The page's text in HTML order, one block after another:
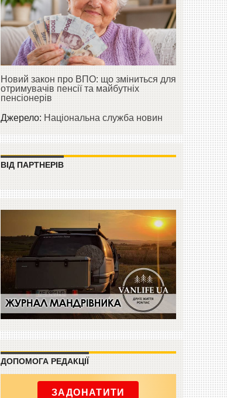
Новий закон про ВПО: що зміниться для
отримувачів пенсії та майбутніх
пенсіонерів
Джерело:Національна служба новин
ВІД ПАРТНЕРІВ
ДОПОМОГА РЕДАКЦІЇ
ЗАДОНАТИТИ